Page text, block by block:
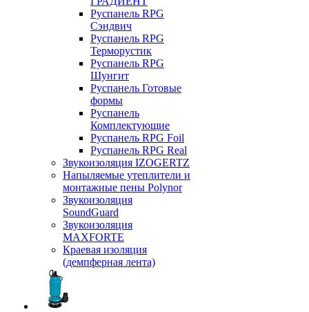
Руспанель RPG
Сэндвич
Руспанель RPG
Терморустик
Руспанель RPG
Шунгит
Руспанель Готовые
формы
Руспанель
Комплектующие
Руспанель RPG Foil
Руспанель RPG Real
Звукоизоляция IZOGERTZ
Напыляемые утеплители и
монтажные пены Polynor
Звукоизоляция
SoundGuard
Звукоизоляция
MAXFORTE
Краевая изоляция
(демпферная лента)